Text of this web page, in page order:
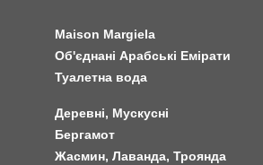
Maison Margiela
Об'єднані Арабські Емірати
Туалетна вода
Деревні, Мускусні
Бергамот
Жасмин, Лаванда, Троянда